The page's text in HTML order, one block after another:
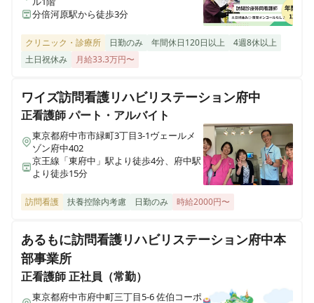
医療施設型ホスピス 医心館所沢
株式会社アンビスホールディングス 本社
東京都中央区京橋一丁目6-1 三井住友海上テプコビル 7階
医療施設型ホスピス 医心館瑞江
ホスピス西城Ⅰ・Ⅱ
岩手県一関市八幡町2-43 （社団医療法人西城病院）
医療施設型ホスピス 医心館小田原
神奈川県小田原市成田501-3
【府中市府中町】夜勤・オンコールなし◎月給53.6万円
～◎医療施設型ホスピスで看護管理者のお仕事
分倍河原駅から徒歩3分
クリニック・診療所 日勤のみ 年間休日120日以上
4週8休以上
土日祝休み
月給33.3万円〜
ワイズ訪問看護リハビリステーション府中
正看護師パート・アルバイト
東京都府中市市緑町3丁目3-1ヴェールメ
ゾン府中402
京王線「東府中」駅より徒歩4分、府中駅
より徒歩15分
訪問看護 扶養控除内考慮 日勤のみ 時給2000円〜
あるもに訪問看護リハビリステーション府中本
部事業所
正看護師正社員（常勤）
東京都府中市府中町三丁目5-6 佐伯コーポ